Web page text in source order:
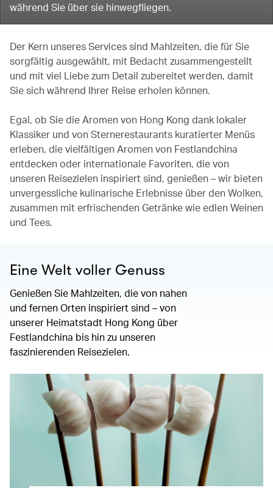
während Sie über sie hinwegfliegen.
Der Kern unseres Services sind Mahlzeiten, die für Sie
sorgfältig ausgewählt, mit Bedacht zusammengestellt
und mit viel Liebe zum Detail zubereitet werden, damit
Sie sich während Ihrer Reise erholen können.
Egal, ob Sie die Aromen von Hong Kong dank lokaler
Klassiker und von Sternerestaurants kuratierter Menüs
erleben, die vielfältigen Aromen von Festlandchina
entdecken oder internationale Favoriten, die von
unseren Reisezielen inspiriert sind, genießen – wir bieten
unvergessliche kulinarische Erlebnisse über den Wolken,
zusammen mit erfrischenden Getränke wie edlen Weinen
und Tees.
Eine Welt voller Genuss
Genießen Sie Mahlzeiten, die von nahen
und fernen Orten inspiriert sind – von
unserer Heimatstadt Hong Kong über
Festlandchina bis hin zu unseren
faszinierenden Reisezielen.